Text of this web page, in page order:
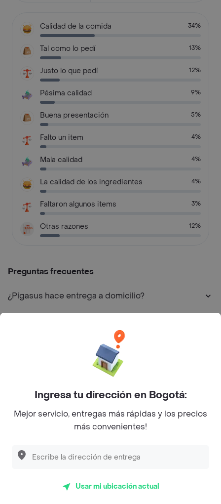
Calidad de la comida 34%
Tal como lo pedí 13%
Justo lo que pedí 12%
Pésima calidad 9%
Buena presentación 5%
Falto un item 4%
Mala calidad 4%
La calidad de los ingredientes 4%
Faltaron algunos items 3%
Otras razones 12%
Preguntas frecuentes
¿Pigasus hace entrega a domicilio?
¿Cuál es el rating de Pigasus?
¿Cuáles son las promociones de Pigasus?
Restaurantes similares a Pigasus - Castilla
Philippe
Ingresa tu dirección en Bogotá:
Mejor servicio, entregas más rápidas y los precios
más convenientes!
Usar mi ubicación actual